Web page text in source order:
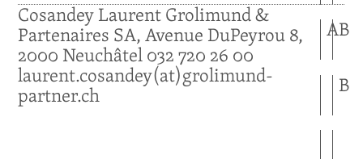
CosandeyLaurentGrolimund &
Partenaires SA, Avenue DuPeyrou 8,
2000 Neuchâtel032 720 26 00
laurent.cosandey(at)grolimund-
partner.ch
AB
B